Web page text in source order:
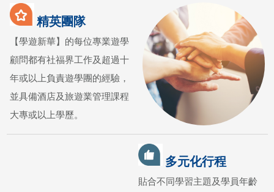
精英團隊
【學遊新華】的每位專業遊學
顧問都有社福界工作及超過十
年或以上負責遊學團的經驗，
並具備酒店及旅遊業管理課程
大專或以上學歷。
多元化行程
貼合不同學習主題及學員年齡